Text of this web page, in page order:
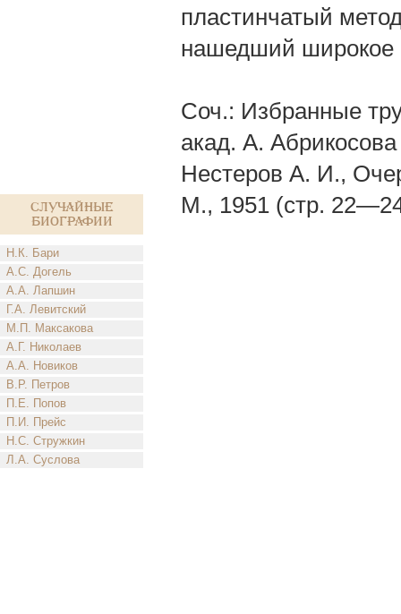
Случайные
биографии
Н.К. Бари
А.С. Догель
А.А. Лапшин
Г.А. Левитский
М.П. Максакова
А.Г. Николаев
А.А. Новиков
В.Р. Петров
П.Е. Попов
П.И. Прейс
Н.С. Стружкин
Л.А. Суслова
пластинчатый
нашедший широкое
Соч.: Избранные
акад. А.
Нестеров А. И.,
М., 1951 (стр.